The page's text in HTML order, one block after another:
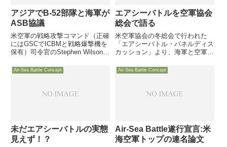
アジアでB-52部隊と海軍が
ASB協議
米空軍の戦略攻撃コマンド（正確
にはGSCでICBMと戦略爆撃機を
保有）司令官のStephen Wilson中
け、B-2やB-52戦略爆撃機につい
て語っています
エアシーバトルを空軍協会
総会で語る
米空軍協会の冬総会で行われた
「エアシーバトル・パネルディス
カッション」より、海軍と空軍司
はワシントンDCだけのものじゃ
ない」等の発言をご紹介します
Air-Sea Battle Concept
未だエアシーバトルの実態
見えず！？
Air-Sea Battle Concept
Air-Sea Battle遂行宣言:米
海空軍トップの連名論文